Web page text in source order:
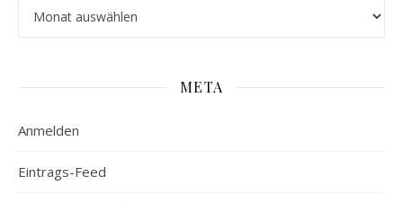
META
Anmelden
Eintrags-Feed